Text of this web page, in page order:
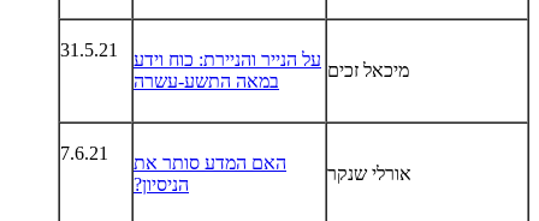
מיכאל זכים
על הנייר והניירת: כוח וידע
במאה התשע-עשרה
31.5.21
אורלי שנקר
האם המדע סותר את
הניסיון?
7.6.21